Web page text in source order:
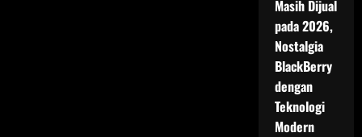
Masih Dijual
pada 2026,
Nostalgia
BlackBerry
dengan
Teknologi
Modern